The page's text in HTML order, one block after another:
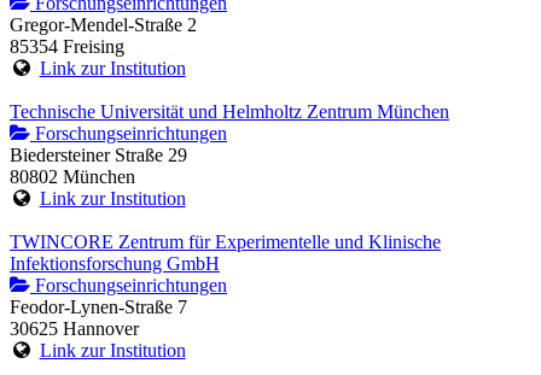
Gregor-Mendel-Straße 2
85354 Freising
Link zur Institution
Technische Universität und Helmholtz Zentrum München
Forschungseinrichtungen
Biedersteiner Straße 29
80802 München
Link zur Institution
TWINCORE Zentrum für Experimentelle und Klinische
Infektionsforschung GmbH
Forschungseinrichtungen
Feodor-Lynen-Straße 7
30625 Hannover
Link zur Institution